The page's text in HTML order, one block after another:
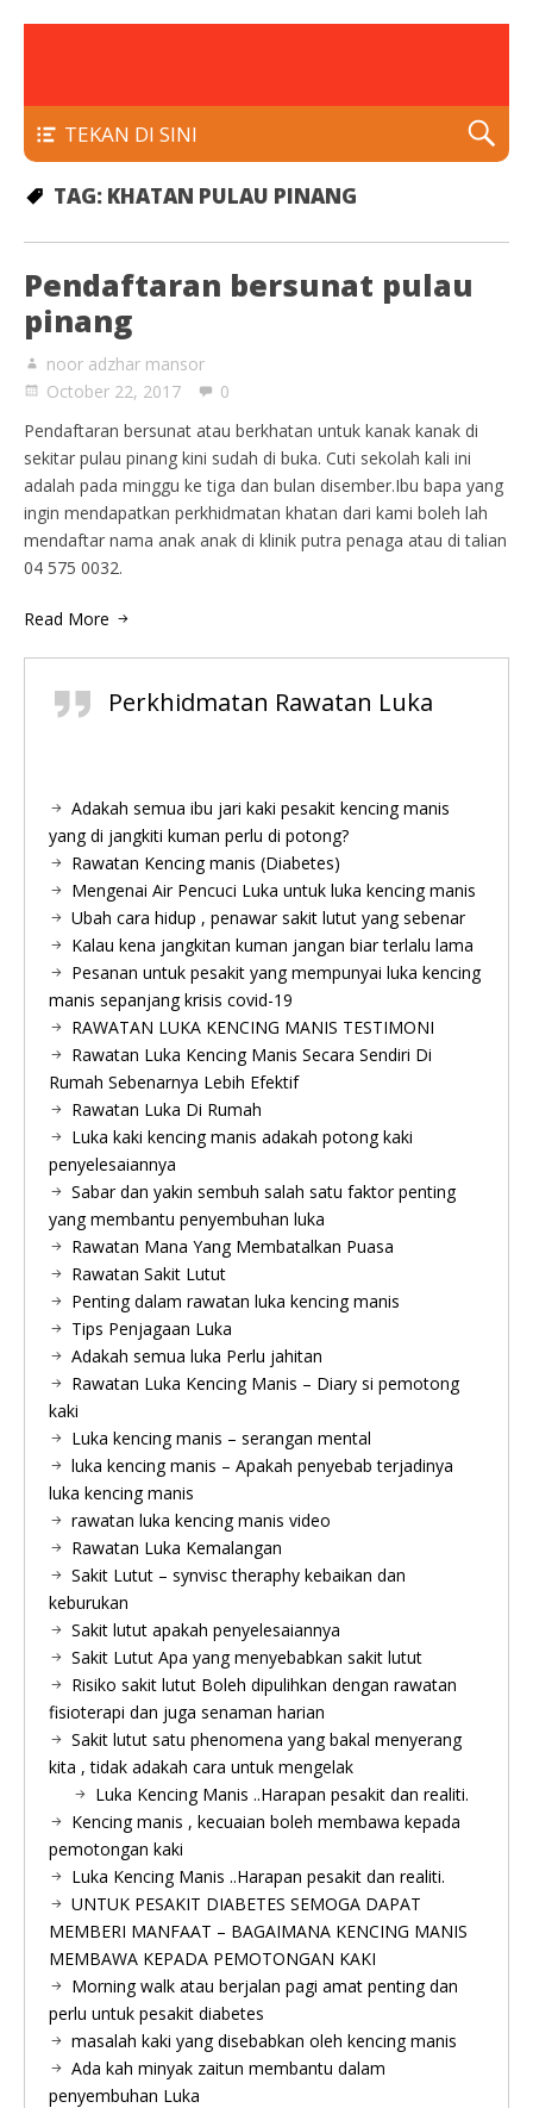
TEKAN DI SINI
TAG: KHATAN PULAU PINANG
Pendaftaran bersunat pulau
pinang
noor adzhar mansor
October 22, 2017
0
Pendaftaran bersunat atau berkhatan untuk kanak kanak di
sekitar pulau pinang kini sudah di buka. Cuti sekolah kali ini
adalah pada minggu ke tiga dan bulan disember.Ibu bapa yang
ingin mendapatkan perkhidmatan khatan dari kami boleh lah
mendaftar nama anak anak di klinik putra penaga atau di talian
04 575 0032.
Read More
Perkhidmatan Rawatan Luka
Adakah semua ibu jari kaki pesakit kencing manis
yang di jangkiti kuman perlu di potong?
Rawatan Kencing manis (Diabetes)
Mengenai Air Pencuci Luka untuk luka kencing manis
Ubah cara hidup , penawar sakit lutut yang sebenar
Kalau kena jangkitan kuman jangan biar terlalu lama
Pesanan untuk pesakit yang mempunyai luka kencing
manis sepanjang krisis covid-19
RAWATAN LUKA KENCING MANIS TESTIMONI
Rawatan Luka Kencing Manis Secara Sendiri Di
Rumah Sebenarnya Lebih Efektif
Rawatan Luka Di Rumah
Luka kaki kencing manis adakah potong kaki
penyelesaiannya
Sabar dan yakin sembuh salah satu faktor penting
yang membantu penyembuhan luka
Rawatan Mana Yang Membatalkan Puasa
Rawatan Sakit Lutut
Penting dalam rawatan luka kencing manis
Tips Penjagaan Luka
Adakah semua luka Perlu jahitan
Rawatan Luka Kencing Manis – Diary si pemotong
kaki
Luka kencing manis – serangan mental
luka kencing manis – Apakah penyebab terjadinya
luka kencing manis
rawatan luka kencing manis video
Rawatan Luka Kemalangan
Sakit Lutut – synvisc theraphy kebaikan dan
keburukan
Sakit lutut apakah penyelesaiannya
Sakit Lutut Apa yang menyebabkan sakit lutut
Risiko sakit lutut Boleh dipulihkan dengan rawatan
fisioterapi dan juga senaman harian
Sakit lutut satu phenomena yang bakal menyerang
kita , tidak adakah cara untuk mengelak
Luka Kencing Manis ..Harapan pesakit dan realiti.
Kencing manis , kecuaian boleh membawa kepada
pemotongan kaki
Luka Kencing Manis ..Harapan pesakit dan realiti.
UNTUK PESAKIT DIABETES SEMOGA DAPAT
MEMBERI MANFAAT – BAGAIMANA KENCING MANIS
MEMBAWA KEPADA PEMOTONGAN KAKI
Morning walk atau berjalan pagi amat penting dan
perlu untuk pesakit diabetes
masalah kaki yang disebabkan oleh kencing manis
Ada kah minyak zaitun membantu dalam
penyembuhan Luka